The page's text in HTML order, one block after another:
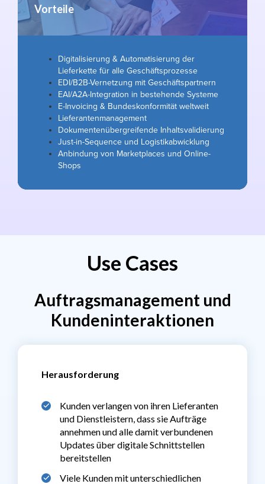
Vorteile
Digitalisierung & Automatisierung der
Lieferkette für alle Geschäftsprozesse
EDI/B2B-Vernetzung mit Geschäftspartnern
EAI/A2A-Integration in bestehende Systeme
E-Invoicing & Bundeskonformität weltweit
Lieferantenmanagement
Dokumentenübergreifende Inhaltsvalidierung
Just-in-Sequence und Logistikabwicklung
Anbindung von Marketplaces und Online-
Shops
Use Cases
Auftragsmanagement und
Kundeninteraktionen
Herausforderung
Kunden verlangen von ihren Lieferanten
und Dienstleistern, dass sie Aufträge
annehmen und alle damit verbundenen
Updates über digitale Schnittstellen
bereitstellen
Viele Kunden mit unterschiedlichen